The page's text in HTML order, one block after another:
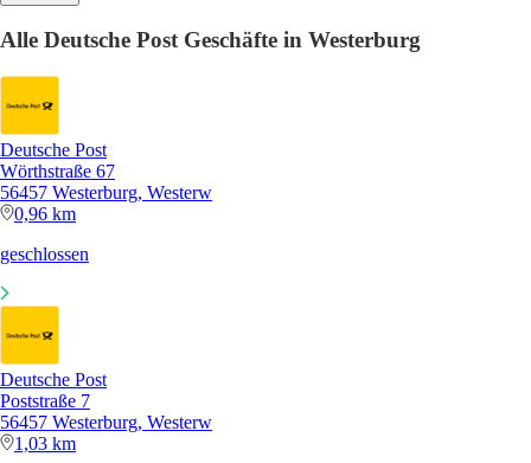
Alle Deutsche Post Geschäfte in Westerburg
Deutsche Post
Wörthstraße 67
56457 Westerburg, Westerw
0,96 km
geschlossen
Deutsche Post
Poststraße 7
56457 Westerburg, Westerw
1,03 km